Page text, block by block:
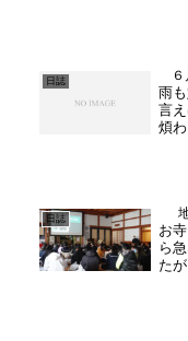
尚
況
ご
日誌
雨
言
煩
を
か
の
日誌
お
ら
た